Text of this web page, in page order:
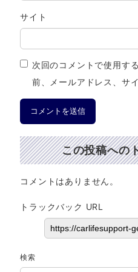
サイト
次回のコメントで使用す
前、メールアドレス、サ
この投稿への
コメントはありません。
トラックバック URL
検索